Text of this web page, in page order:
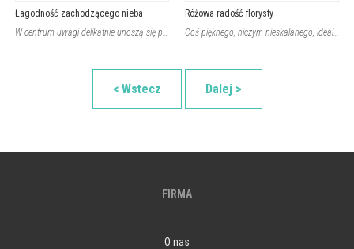
Łagodność zachodzącego nieba
Różowa radość florysty
Coś pięknego, niczym nieskalanego, idealnego. To muszą być kwiaty. Nie ważne, cz
< Wstecz Dalej >
FIRMA
O nas